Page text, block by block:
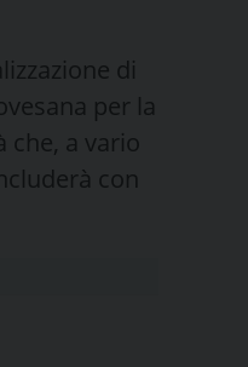
di
per la
che, a vario
con